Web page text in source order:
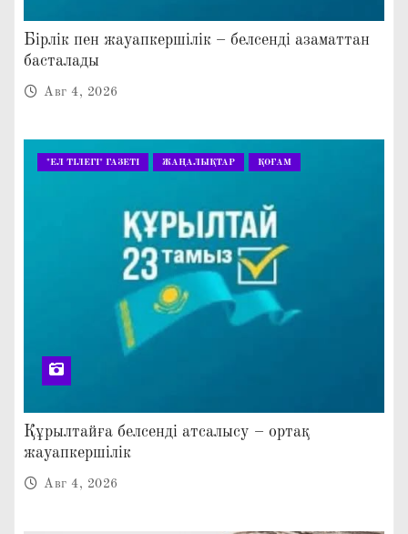
Бірлік пен жауапкершілік – белсенді азаматтан
басталады
Авг 4, 2026
"ЕЛ ТІЛЕГІ" ГАЗЕТІ ЖАҢАЛЫҚТАР ҚОҒАМ
Құрылтайға белсенді атсалысу – ортақ
жауапкершілік
Авг 4, 2026